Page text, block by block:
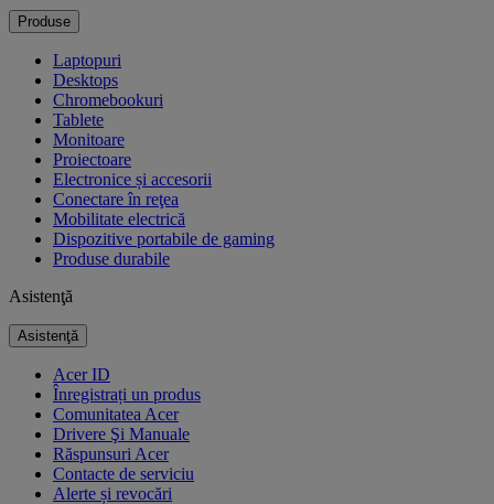
Produse
Laptopuri
Desktops
Chromebookuri
Tablete
Monitoare
Proiectoare
Electronice și accesorii
Conectare în reţea
Mobilitate electrică
Dispozitive portabile de gaming
Produse durabile
Asistenţă
Asistenţă
Acer ID
Înregistrați un produs
Comunitatea Acer
Drivere Şi Manuale
Răspunsuri Acer
Contacte de serviciu
Alerte și revocări